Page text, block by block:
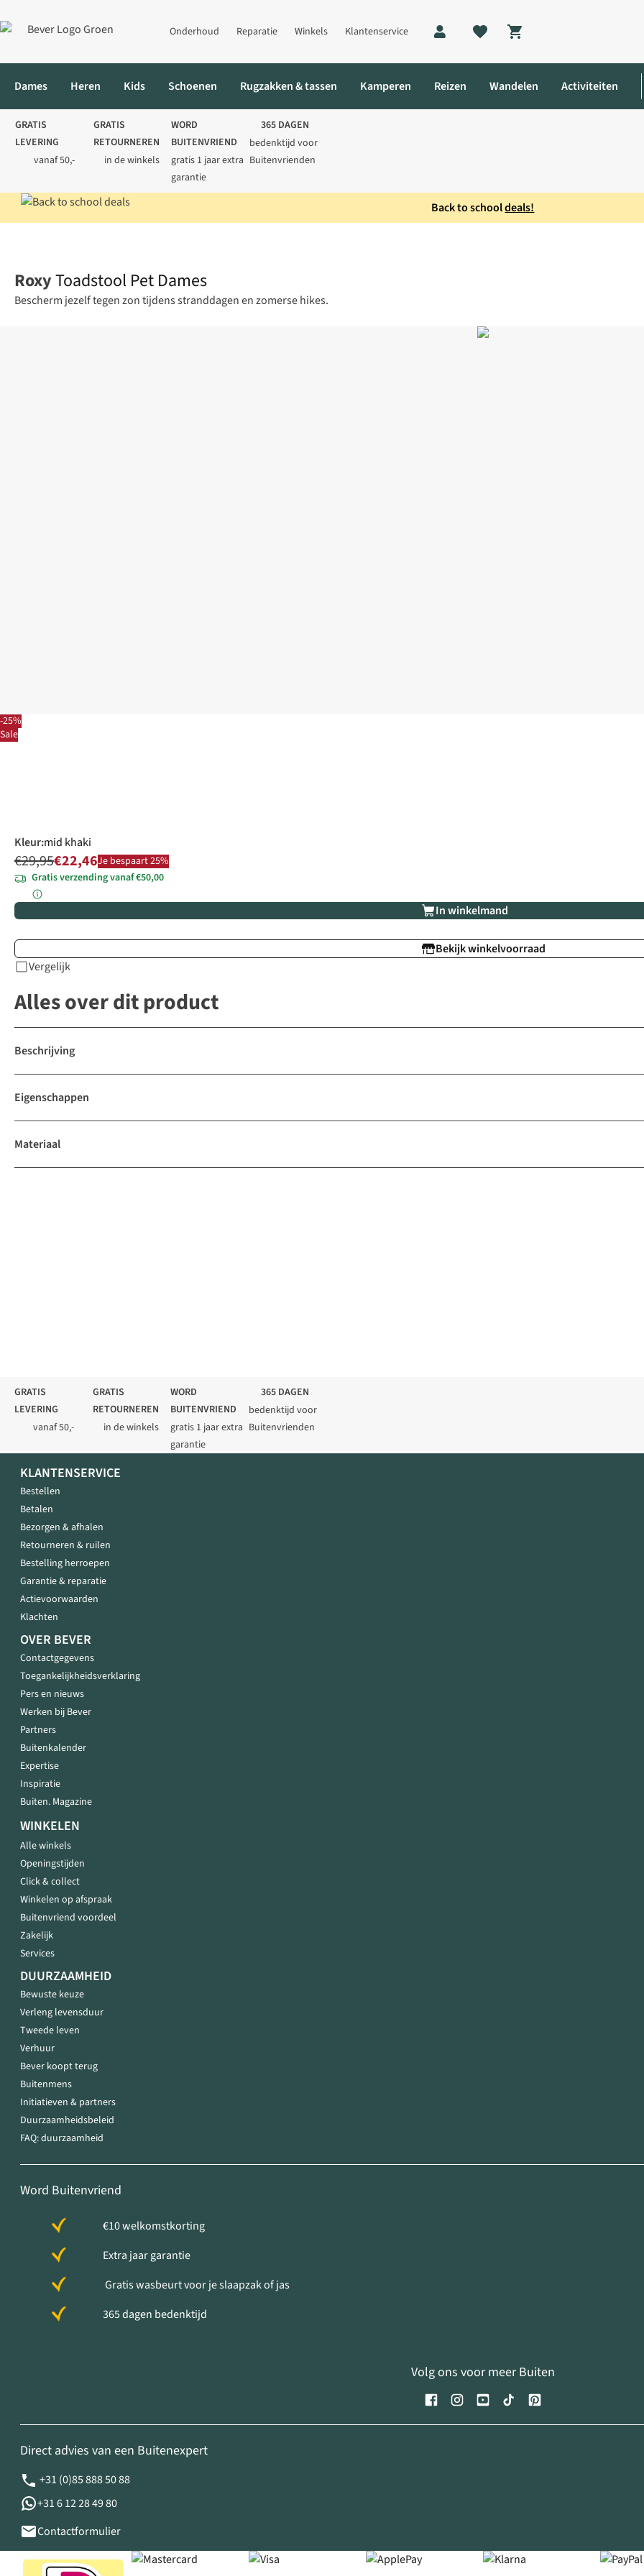
Onderhoud Reparatie Winkels Klantenservice
Shopping cart
Dames Heren Kids Schoenen Rugzakken & tassen Kamperen Reizen Wandelen Activiteiten
GRATIS
LEVERING
vanaf 50,-
GRATIS
RETOURNEREN
in de winkels
WORD
BUITENVRIEND
gratis 1 jaar extra
garantie
365 DAGEN
bedenktijd voor
Buitenvrienden
Back to schooldeals!
-25%
Sale
RoxyToadstool Pet Dames
Bescherm jezelf tegen zon tijdens stranddagen en zomerse hikes.
Kleur:mid khaki
€29,95€22,46Je bespaart 25%
Gratis verzending vanaf €50,00
In winkelmand
Bekijk winkelvoorraad
Vergelijk
Alles over dit product
Beschrijving
Eigenschappen
Materiaal
GRATIS
LEVERING
vanaf 50,-
GRATIS
RETOURNEREN
in de winkels
WORD
BUITENVRIEND
gratis 1 jaar extra
garantie
365 DAGEN
bedenktijd voor
Buitenvrienden
KLANTENSERVICE
Bestellen
Betalen
Bezorgen & afhalen
Retourneren & ruilen
Bestelling herroepen
Garantie & reparatie
Actievoorwaarden
Klachten
OVER BEVER
Contactgegevens
Toegankelijkheidsverklaring
Pers en nieuws
Werken bij Bever
Partners
Buitenkalender
Expertise
Inspiratie
Buiten. Magazine
WINKELEN
Alle winkels
Openingstijden
Click & collect
Winkelen op afspraak
Buitenvriend voordeel
Zakelijk
Services
DUURZAAMHEID
Bewuste keuze
Verleng levensduur
Tweede leven
Verhuur
Bever koopt terug
Buitenmens
Initiatieven & partners
Duurzaamheidsbeleid
FAQ: duurzaamheid
Word Buitenvriend
€10 welkomstkorting
Extra jaar garantie
Gratis wasbeurt voor je slaapzak of jas
365 dagen bedenktijd
Volg ons voor meer Buiten
Direct advies van een Buitenexpert
+31 (0)85 888 50 88
+31 6 12 28 49 80
Contactformulier